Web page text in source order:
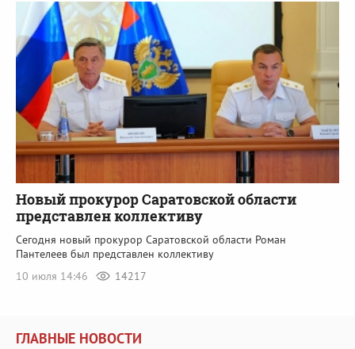
Новый прокурор Саратовской области
представлен коллективу
Сегодня новый прокурор Саратовской области Роман
Пантелеев был представлен коллективу
10 июля 14:46
14217
ГЛАВНЫЕ НОВОСТИ